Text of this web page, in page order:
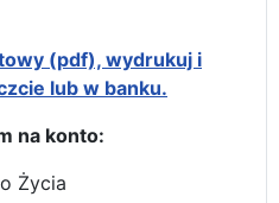
(pdf), wydrukuj i
lub w banku.
na konto:
Życia